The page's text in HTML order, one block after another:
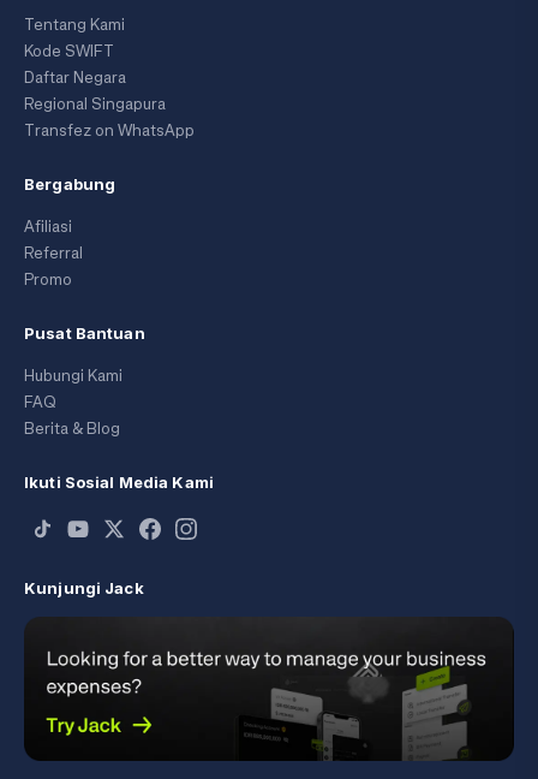
Tentang Kami
Kode SWIFT
Daftar Negara
Regional Singapura
Transfez on WhatsApp
Bergabung
Afiliasi
Referral
Promo
Pusat Bantuan
Hubungi Kami
FAQ
Berita & Blog
Ikuti Sosial Media Kami
Kunjungi Jack